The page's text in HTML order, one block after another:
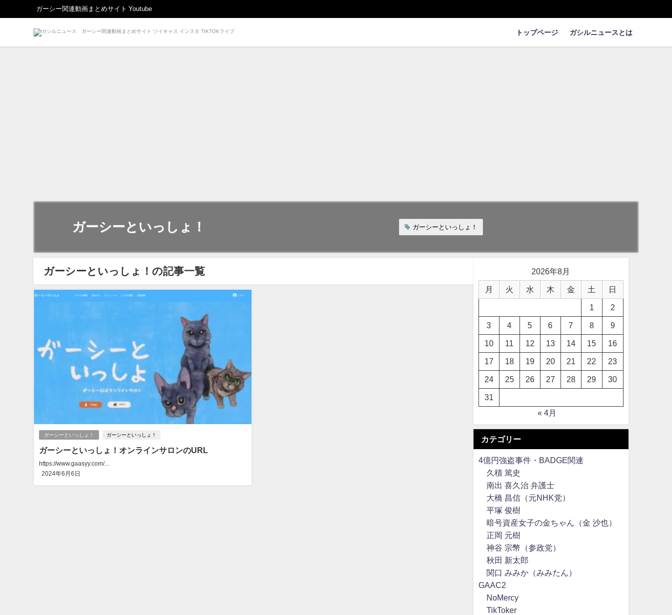
ガーシー関連動画まとめサイト Youtube
トップページ ガシルニュースとは
ガーシーといっしょ！ ガーシーといっしょ！
ガーシーといっしょ！の記事一覧
ガーシーといっしょ！ ガーシーといっしょ！
ガーシーといっしょ！オンラインサロンのURL
https://www.gaasyy.com/...
2024年6月6日
2026年8月
月 火 水 木 金 土 日
1 2
3 4 5 6 7 8 9
10 11 12 13 14 15 16
17 18 19 20 21 22 23
24 25 26 27 28 29 30
31
« 4月
カテゴリー
4億円強盗事件・BADGE関連
久積 篤史
南出 喜久治 弁護士
大橋 昌信（元NHK党）
平塚 俊樹
暗号資産女子の金ちゃん（金 沙也）
正岡 元樹
神谷 宗幣（参政党）
秋田 新太郎
関口 みみか（みみたん）
GAAC2
NoMercy
TikToker